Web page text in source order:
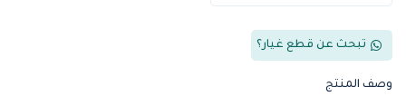
تبحث عن قطع غيار؟
وصف المنتج